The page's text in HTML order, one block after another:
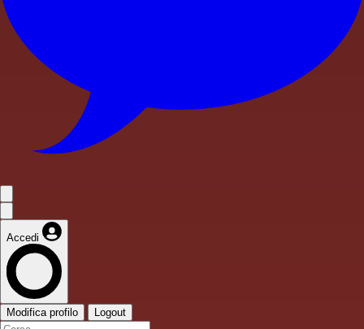
Accedi
Modifica profilo Logout